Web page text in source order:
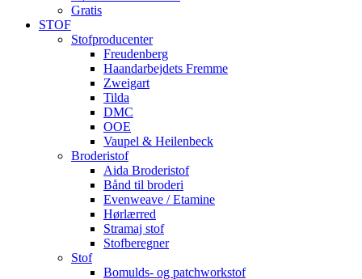
Gratis
STOF
Stofproducenter
Freudenberg
Haandarbejdets Fremme
Zweigart
Tilda
DMC
OOE
Vaupel & Heilenbeck
Broderistof
Aida Broderistof
Bånd til broderi
Evenweave / Etamine
Hørlærred
Stramaj stof
Stofberegner
Stof
Bomulds- og patchworkstof